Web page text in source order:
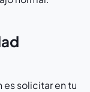
es solicitar en tu